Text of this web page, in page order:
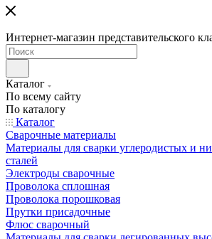
Интернет-магазин представительского
Каталог
По всему сайту
По каталогу
Каталог
Сварочные материалы
Материалы для сварки углеродистых и
сталей
Электроды сварочные
Проволока сплошная
Проволока порошковая
Прутки присадочные
Флюс сварочный